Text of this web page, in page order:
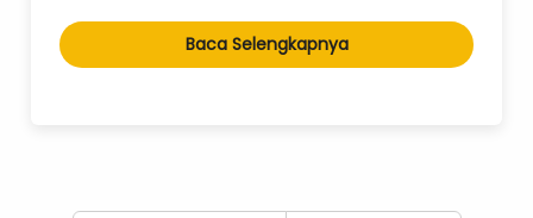
Baca Selengkapnya